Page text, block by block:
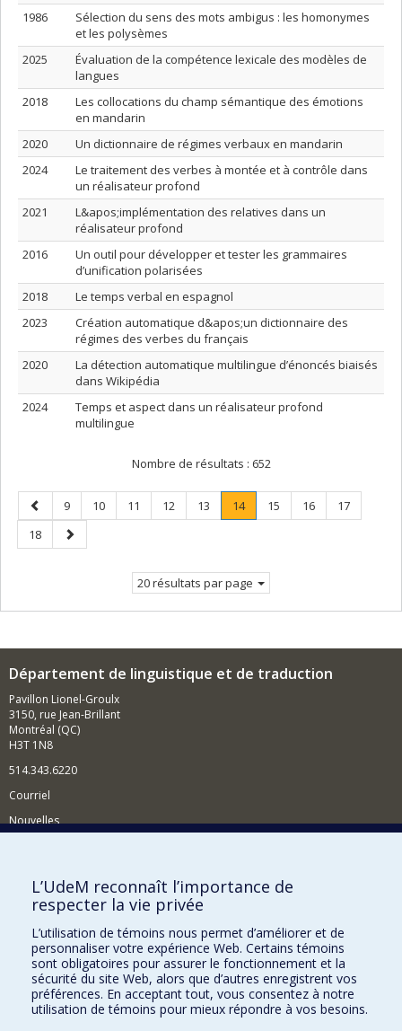
1986
Sélection du sens des mots ambigus : les homonymes
et les polysèmes
2025
Évaluation de la compétence lexicale des modèles de
langues
2018
Les collocations du champ sémantique des émotions
en mandarin
2020
Un dictionnaire de régimes verbaux en mandarin
2024
Le traitement des verbes à montée et à contrôle dans
un réalisateur profond
2021
L&apos;implémentation des relatives dans un
réalisateur profond
2016
Un outil pour développer et tester les grammaires
d’unification polarisées
2018
Le temps verbal en espagnol
2023
Création automatique d&apos;un dictionnaire des
régimes des verbes du français
2020
La détection automatique multilingue d’énoncés biaisés
dans Wikipédia
2024
Temps et aspect dans un réalisateur profond
multilingue
Nombre de résultats : 652
Page
précédente
Page
9 Page
10 Page
11 Page
12 Page
13 Page
14.
Page
Page
15 Page
16 Page
17
Page
18
Page
suivante
20 résultats par page
Département de linguistique et de traduction
Pavillon Lionel-Groulx
3150, rue Jean-Brillant
Montréal (QC)
H3T 1N8
514.343.6220
Courriel
Nouvelles
Comment soutenir le Département?
BESOIN D'AIDE?
Plan du site
Signaler une erreur
Accessibilité
FACULTÉ DES ARTS ET DES SCIENCES
L’UdeM reconnaît l’importance de
respecter la vie privée
L’utilisation de témoins nous permet d’améliorer et de
personnaliser votre expérience Web. Certains témoins
sont obligatoires pour assurer le fonctionnement et la
sécurité du site Web, alors que d’autres enregistrent vos
préférences. En acceptant tout, vous consentez à notre
utilisation de témoins pour mieux répondre à vos besoins.